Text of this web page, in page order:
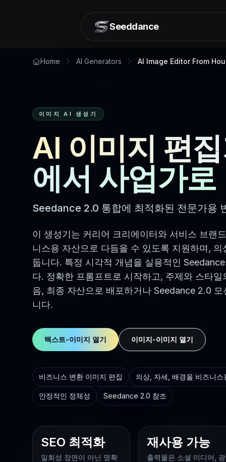
Seeddance
Home AI Generators AI Image Editor From
이미지 AI 생성기
AI 이미지 편
에서 사업가로
Seedance 2.0 통합에 최적화된 전문가용
이 생성기는 커리어 크리에이터와 서비스 브랜
니스용 자산으로 다듬을 수 있도록 지원하며,
둡니다. 특정 시각적 개념을 실용적인
다. 정확한 프롬프트로 시작하고, 주제와 스타
음, 최종 자산으로 배포하거나 Seedance 2.0
니다.
텍스트-이미지 열기 이미지-이미지 열기
비즈니스 변환 이미지 편집 의상, 자세, 배경을 비즈니
안정적인 정체성 Seedance 2.0 참조
SEO 최적화
일회성 장면이 아닌 명확
재사용 가능
출력물은 소셜 미디어, 광